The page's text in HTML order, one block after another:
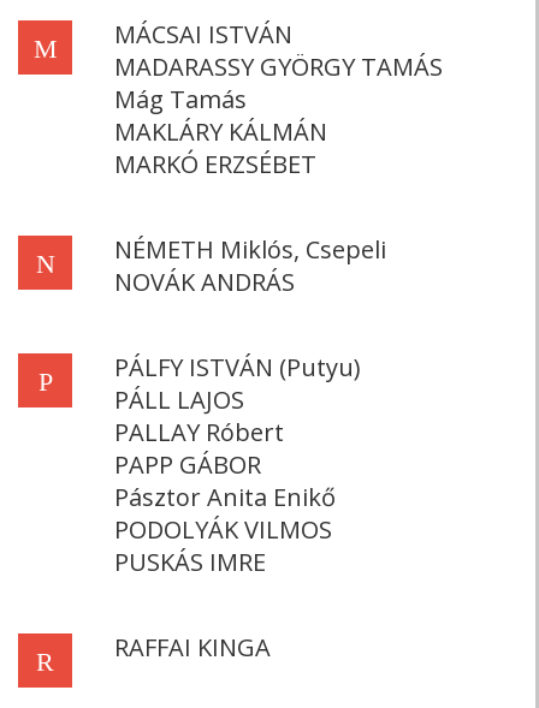
M
MÁCSAI ISTVÁN
MADARASSY GYÖRGY TAMÁS
Mág Tamás
MAKLÁRY KÁLMÁN
MARKÓ ERZSÉBET
N
NÉMETH Miklós, Csepeli
NOVÁK ANDRÁS
P
PÁLFY ISTVÁN (Putyu)
PÁLL LAJOS
PALLAY Róbert
PAPP GÁBOR
Pásztor Anita Enikő
PODOLYÁK VILMOS
PUSKÁS IMRE
R RAFFAI KINGA